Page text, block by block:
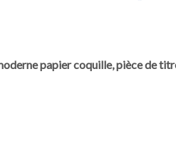
papier coquille, pièce de